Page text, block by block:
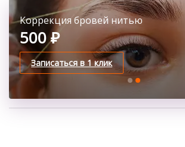
Классическое наращивание ресниц
2100 ₽
Записаться в 1 клик
Коррекция бровей нитью
500 ₽
Записаться в 1 клик